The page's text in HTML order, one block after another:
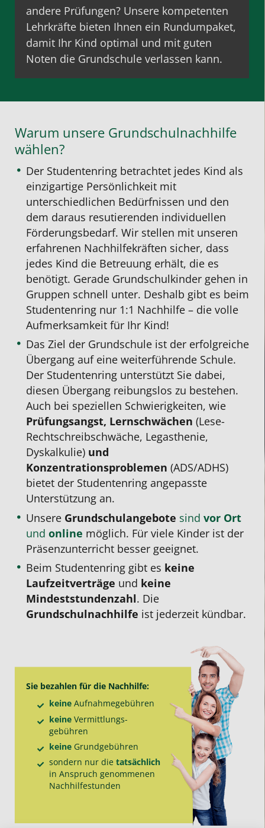
andere Prüfungen? Unsere kompetenten
Lehrkräfte bieten Ihnen ein Rundumpaket,
damit Ihr Kind optimal und mit guten
Noten die Grundschule verlassen kann.
Warum unsere Grundschulnachhilfe
wählen?
Der Studentenring betrachtet jedes Kind als
einzigartige Persönlichkeit mit
unterschiedlichen Bedürfnissen und den
dem daraus resutierenden individuellen
Förderungsbedarf. Wir stellen mit unseren
erfahrenen Nachhilfekräften sicher, dass
jedes Kind die Betreuung erhält, die es
benötigt. Gerade Grundschulkinder gehen in
Gruppen schnell unter. Deshalb gibt es beim
Studentenring nur 1:1 Nachhilfe – die volle
Aufmerksamkeit für Ihr Kind!
Das Ziel der Grundschule ist der erfolgreiche
Übergang auf eine weiterführende Schule.
Der Studentenring unterstützt Sie dabei,
diesen Übergang reibungslos zu bestehen.
Auch bei speziellen Schwierigkeiten, wie
Prüfungsangst, Lernschwächen(Lese-
Rechtschreibschwäche, Legasthenie,
Dyskalkulie) und
Konzentrationsproblemen(ADS/ADHS)
bietet der Studentenring angepasste
Unterstützung an.
Unsere Grundschulangebote sindvor Ort
undonline möglich. Für viele Kinder ist der
Präsenzunterricht besser geeignet.
Beim Studentenring gibt es keine
Laufzeitverträge und keine
Mindeststundenzahl. Die
Grundschulnachhilfe ist jederzeit kündbar.
Sie bezahlen für die Nachhilfe:
keineAufnahme­gebühren
keineVermittlungs­
gebühren
keineGrund­gebühren
sondern nur die tatsächlich
in Anspruch genommenen
Nachhilfe­stunden